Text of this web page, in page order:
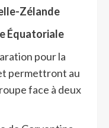
Zélande
Équatoriale
pour la
permettront au
face à deux